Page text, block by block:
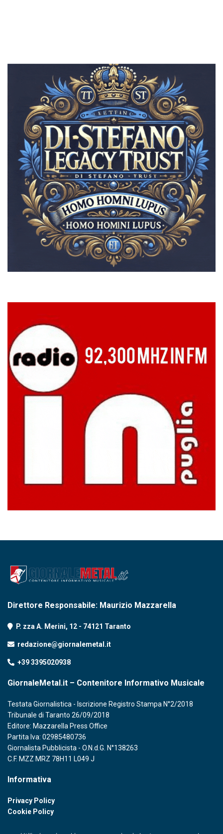
Direttore Responsabile: Maurizio Mazzarella
P. zza A. Merini, 12 - 74121 Taranto
redazione@giornalemetal.it
+39 3395020938
GiornaleMetal.it – Contenitore Informativo Musicale
Testata Giornalistica - Iscrizione Registro Stampa N°2/2018
Tribunale di Taranto 26/09/2018
Editore: Mazzarella Press Office
Partita Iva: 02985480736
Giornalista Pubblicista - O.N.d.G. N°138263
C.F. MZZ MRZ 78H11 L049 J
Informativa
Privacy Policy
Cookie Policy